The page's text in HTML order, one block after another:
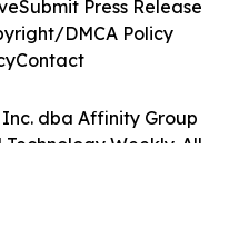
dba Affinity Group
Weekly. All
Submit Press Release
DMCA Policy
Contact